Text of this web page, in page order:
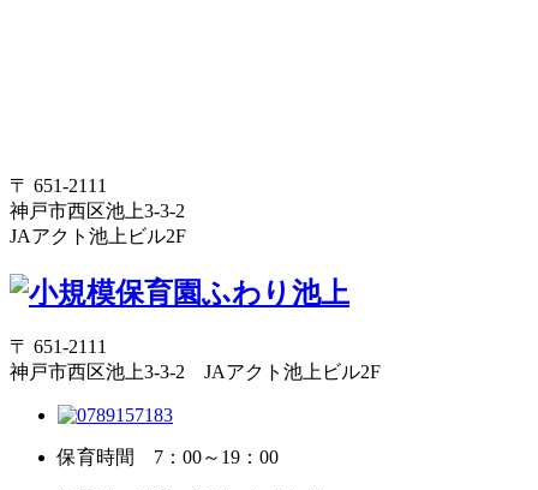
〒 651-2111
神戸市西区池上3-3-2
JAアクト池上ビル2F
〒 651-2111
神戸市西区池上3-3-2 JAアクト池上ビル2F
保育時間 7：00～19：00